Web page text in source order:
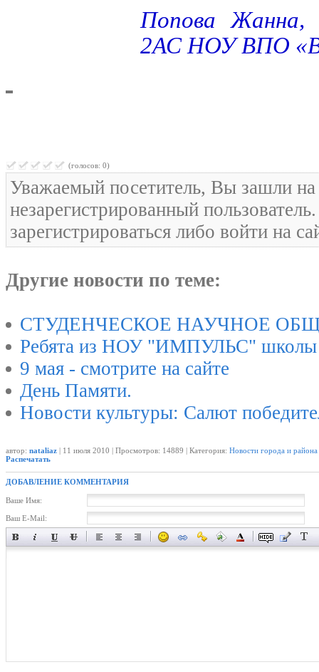
Попова Жанна,
2АС НОУ ВПО
(голосов: 0)
Уважаемый посетитель, Вы зашли на
незарегистрированный
зарегистрироваться либо войти на
Другие новости по теме:
СТУДЕНЧЕСКОЕ НАУЧНОЕ
Ребята из НОУ "ИМПУЛЬС" школы
9 мая - смотрите на сайте
День Памяти.
Новости культуры: Салют
автор: nataliaz | 11 июля 2010 | Просмотров: 14889 | Категория: Новости города и района
Распечатать
ДОБАВЛЕНИЕ КОММЕНТАРИЯ
Ваше Имя:
Ваш E-Mail: